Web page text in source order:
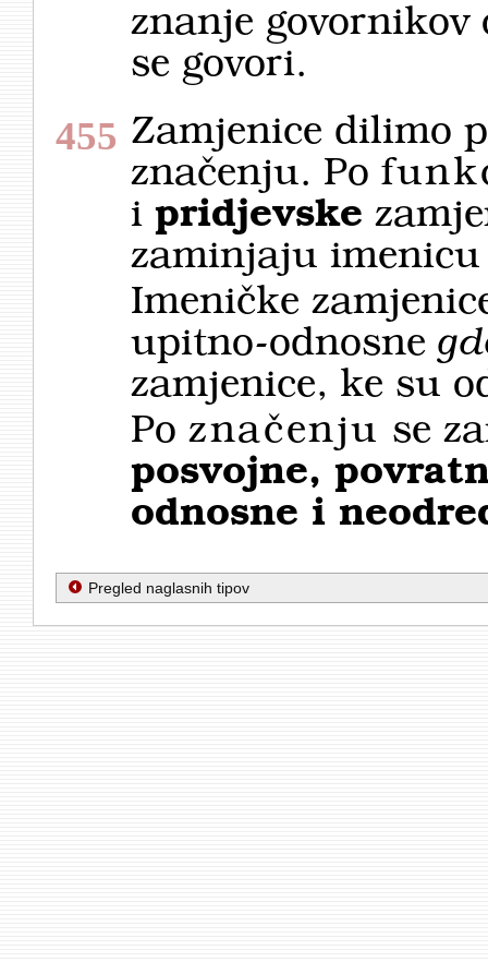
znanje
se govori.
455 Zamjenice dilimo
značenju. Po
i pridjevske
zaminjaju
Imeničke
upitno-odnosne
zamjenice, ke su
Po značenju se
posvojne,
odnosne i
Pregled naglasnih tipov